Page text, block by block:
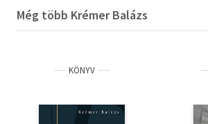
Még több Krémer Balázs
KÖNYV